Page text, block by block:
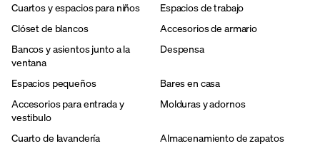
Cuartos y espacios para niños
Espacios de trabajo
Clóset de blancos
Accesorios de armario
Bancos y asientos junto a la
ventana
Despensa
Espacios pequeños
Bares en casa
Accesorios para entrada y
vestibulo
Molduras y adornos
Cuarto de lavandería
Almacenamiento de zapatos